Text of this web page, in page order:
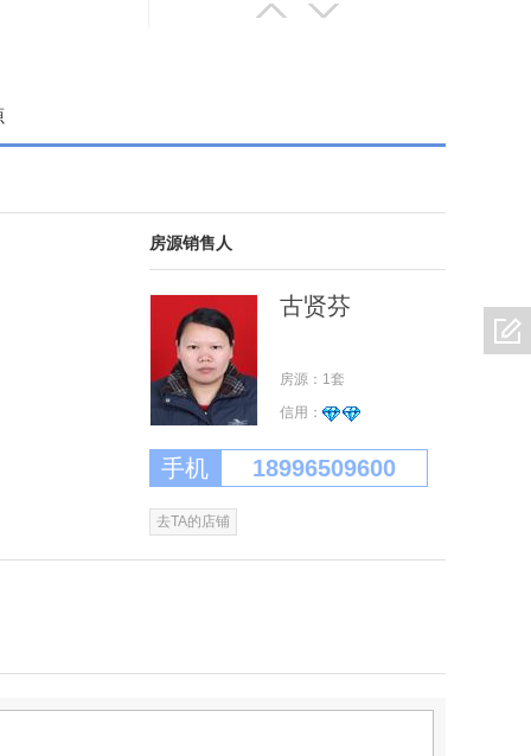
3室2厅 138平米61.8万
3室2厅 120平米60万
4室2厅 120平米53万
房源销售人
古贤芬
房源：1套
信用：
手机 18996509600
去TA的店铺